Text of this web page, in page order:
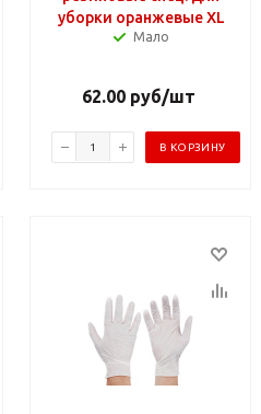
уборки оранжевые XL
Мало
62.00 руб/шт
В КОРЗИНУ